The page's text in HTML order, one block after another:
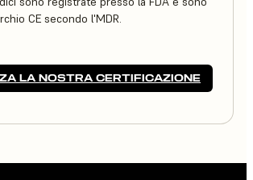
CE secondo l'MDR.
LA NOSTRA CERTIFICAZIONE